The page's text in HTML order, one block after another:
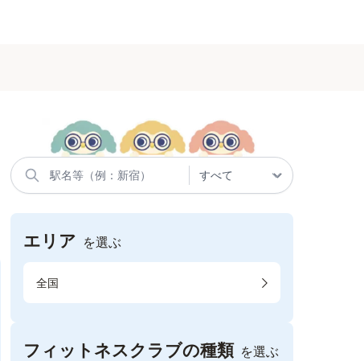
エリア を選ぶ
全国
フィットネスクラブの種類 を選ぶ